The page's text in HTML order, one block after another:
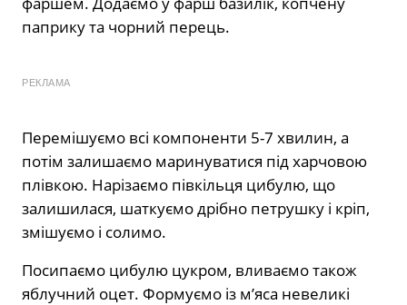
паприку та чорний перець.
РЕКЛАМА
Перемішуємо всі компоненти 5-7 хвилин, а
потім залишаємо маринуватися під харчовою
плівкою. Нарізаємо півкільця цибулю, що
залишилася, шаткуємо дрібно петрушку і кріп,
змішуємо і солимо.
Посипаємо цибулю цукром, вливаємо також
яблучний оцет. Формуємо із м’яса невеликі